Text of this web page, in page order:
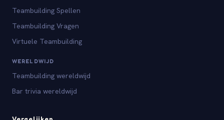
Teambuilding Spellen
Teambuilding Vragen
Virtuele Teambuilding
WERELDWIJD
Teambuilding wereldwijd
Bar trivia wereldwijd